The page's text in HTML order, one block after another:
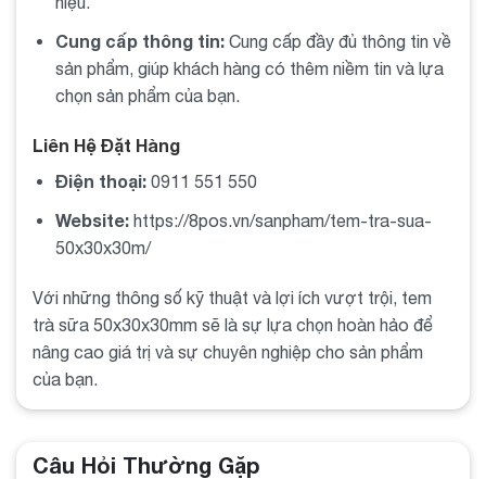
Sử dụng trong các chiến dịch quảng cáo: Tem trà
sữa có thể được sử dụng trong các chương trình
khuyến mãi và quảng cáo để thu hút khách hàng.
13. Những lỗi thường gặp khi sử dụng tem trà
sữa 50x30x30m
Lỗi in ấn: Màu sắc không đúng, chữ in bị mờ hoặc
lệch.
Lỗi thiết kế: Thiết kế không phù hợp với thương hiệu
hoặc khó đọc.
Lỗi sử dụng
14. Khách hàng nói gì về tem trà sữa 50x30x30m
Cung cấp thông tin:Cung cấp đầy đủ thông tin về
sản phẩm, giúp khách hàng có thêm niềm tin và lựa
chọn sản phẩm của bạn.
Liên Hệ Đặt Hàng
Điện thoại:0911 551 550
Website:https://8pos.vn/sanpham/tem-tra-sua-
50x30x30m/
Với những thông số kỹ thuật và lợi ích vượt trội, tem
trà sữa 50x30x30mm sẽ là sự lựa chọn hoàn hảo để
nâng cao giá trị và sự chuyên nghiệp cho sản phẩm
của bạn.
Câu Hỏi Thường Gặp